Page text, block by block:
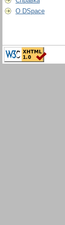
О DSpace